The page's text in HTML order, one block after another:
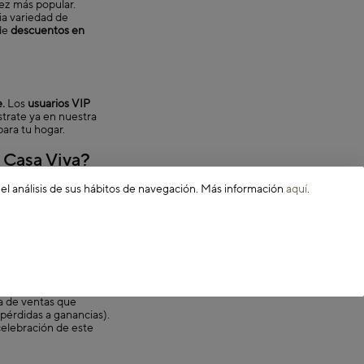
más popular.
variedad de
descuentos en
Los usuarios VIP
ya en nuestra
tu hogar.
Viva?
del hogar. Desde
El término "Black
de ventas que
a ganancias).
de este
de sus hábitos de navegación. Más información aquí.